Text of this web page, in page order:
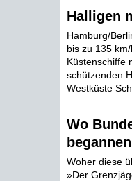
Halligen
Hamburg/
bis zu 135
Küstenschiffe
schützenden
Westküste
Wo
begannen
Woher diese
»Der